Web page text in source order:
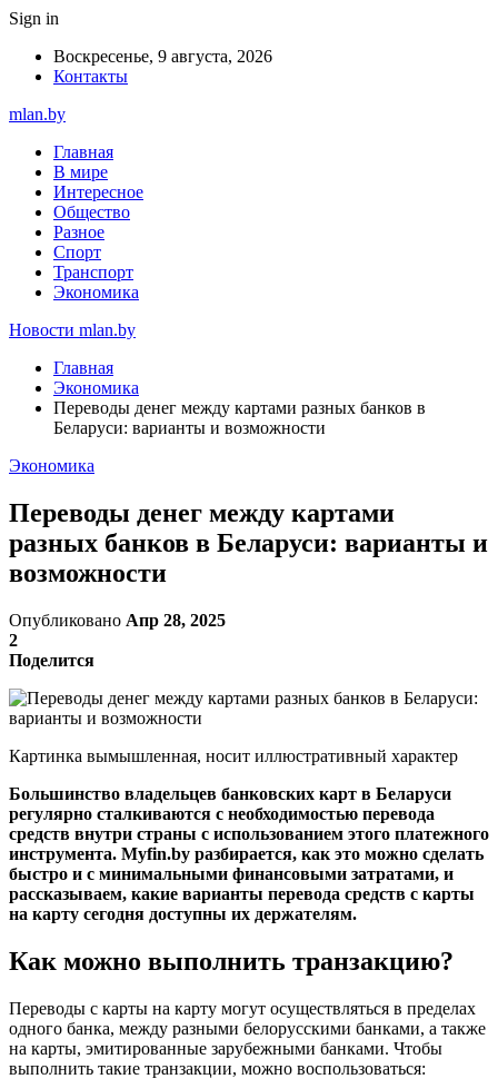
Sign in
Воскресенье, 9 августа, 2026
Контакты
mlan.by
Главная
В мире
Интересное
Общество
Разное
Спорт
Транспорт
Экономика
Новости mlan.by
Главная
Экономика
Переводы денег между картами разных банков в
Беларуси: варианты и возможности
Экономика
Переводы денег между картами
разных банков в Беларуси: варианты и
возможности
Опубликовано Апр 28, 2025
2
Поделится
Картинка вымышленная, носит иллюстративный характер
Большинство владельцев банковских карт в Беларуси
регулярно сталкиваются с необходимостью перевода
средств внутри страны с использованием этого платежного
инструмента. Myfin.by разбирается, как это можно сделать
быстро и с минимальными финансовыми затратами, и
рассказываем, какие варианты перевода средств с карты
на карту сегодня доступны их держателям.
Как можно выполнить транзакцию?
Переводы с карты на карту могут осуществляться в пределах
одного банка, между разными белорусскими банками, а также
на карты, эмитированные зарубежными банками. Чтобы
выполнить такие транзакции, можно воспользоваться: